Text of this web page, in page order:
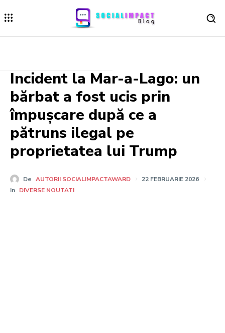
Incident la Mar-a-Lago: un
bărbat a fost ucis prin
împușcare după ce a
pătruns ilegal pe
proprietatea lui Trump
De AUTORII SOCIALIMPACTAWARD
22 FEBRUARIE 2026
In DIVERSE NOUTATI